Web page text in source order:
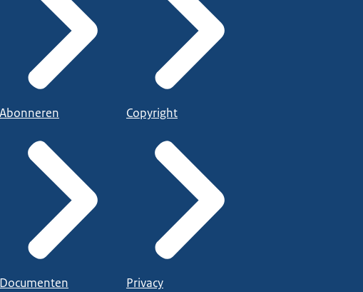
Abonneren
Documenten
Copyright
Privacy